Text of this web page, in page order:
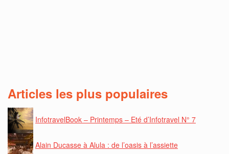
Articles les plus populaires
InfotravelBook – Printemps – Eté d’Infotravel N° 7
Alain Ducasse à Alula : de l’oasis à l’assiette